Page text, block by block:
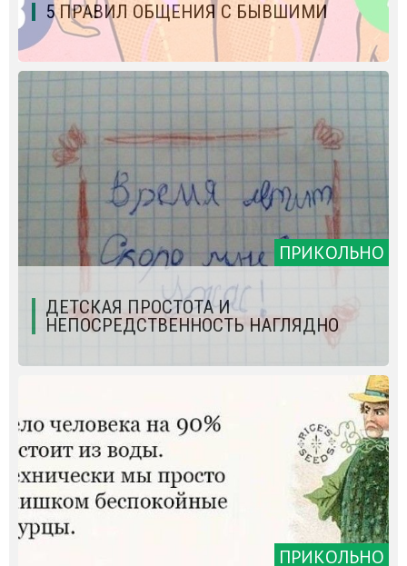
5 ПРАВИЛ ОБЩЕНИЯ С БЫВШИМИ
ПРИКОЛЬНО
ДЕТСКАЯ ПРОСТОТА И
НЕПОСРЕДСТВЕННОСТЬ НАГЛЯДНО
ПРИКОЛЬНО